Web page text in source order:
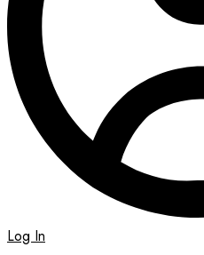
Log In